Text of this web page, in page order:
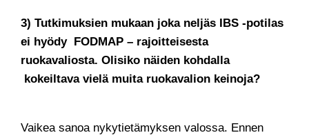
3) Tutkimuksien mukaan joka neljäs IBS -potilas
ei hyödy FODMAP – rajoitteisesta
ruokavaliosta. Olisiko näiden kohdalla
kokeiltava vielä muita ruokavalion keinoja?
Vaikea sanoa nykytietämyksen valossa. Ennen